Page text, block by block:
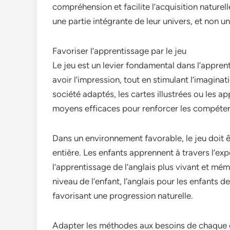
compréhension et facilite l’acquisition
une partie intégrante de leur univers, et non
Favoriser l’apprentissage par le jeu
Le jeu est un levier fondamental dans
avoir l’impression, tout en stimulant
société adaptés, les cartes illustrées ou les
moyens efficaces pour renforcer les
Dans un environnement favorable, le jeu
entière. Les enfants apprennent à travers
l’apprentissage de l’anglais plus vivant et
niveau de l’enfant, l’anglais pour les enfants
favorisant une progression naturelle.
Adapter les méthodes aux besoins de chaque